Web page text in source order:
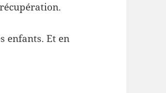
enfants. Et en